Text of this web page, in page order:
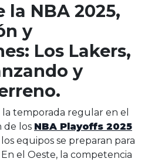
la NBA 2025,
y
Los Lakers,
y
temporada regular en el
de los NBA Playoffs 2025
equipos se preparan para
el Oeste, la competencia